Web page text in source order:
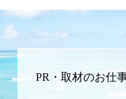
PR・取材のお仕